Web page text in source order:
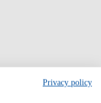
Privacy policy